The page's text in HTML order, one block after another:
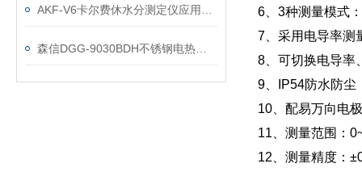
6、3种测量模式
7、采用电导率测
8、可切换电导率
9、IP54防水防尘
10、配易万向电
11、测量范围：
12、测量精度：